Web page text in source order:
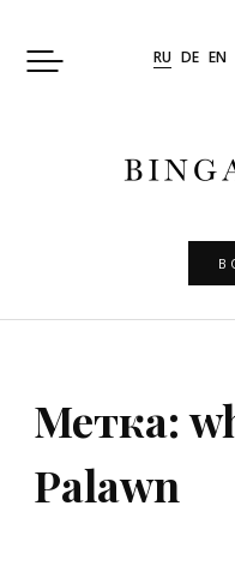
RU DE EN
Метка:
Palawn